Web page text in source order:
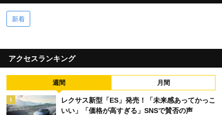
新着
アクセスランキング
週間 月間
1
レクサス新型「ES」発売！「未来感あってかっこ
いい」「価格が高すぎる」SNSで賛否の声